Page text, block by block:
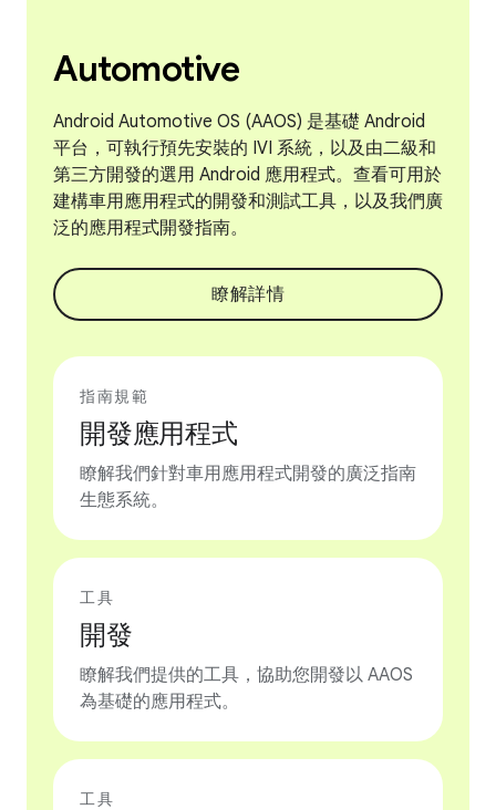
Automotive
Android Automotive OS (AAOS) 是基礎 Android
平台，可執行預先安裝的 IVI 系統，以及由二級和
第三方開發的選用 Android 應用程式。查看可用於
建構車用應用程式的開發和測試工具，以及我們廣
泛的應用程式開發指南。
瞭解詳情
指南規範
開發應用程式
瞭解我們針對車用應用程式開發的廣泛指南
生態系統。
工具
開發
瞭解我們提供的工具，協助您開發以 AAOS
為基礎的應用程式。
工具